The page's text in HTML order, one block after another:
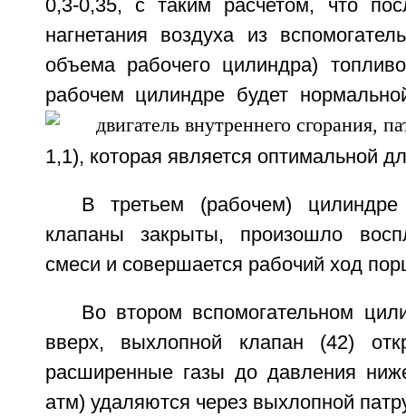
0,3-0,35, с таким расчетом, что
нагнетания воздуха из
объема рабочего цилиндра)
рабочем цилиндре будет
1,1), которая является оптимальной
В третьем (рабочем)
клапаны закрыты, произошло
смеси и совершается рабочий ход
Во втором вспомогательном
вверх, выхлопной клапан (42)
расширенные газы до давления
атм) удаляются через выхлопной